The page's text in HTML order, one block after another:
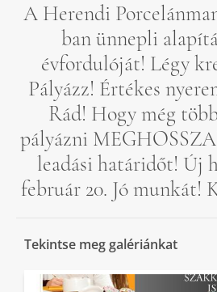
A Herendi
ban ünnepli
évfordulóját! Légy
Pályázz! Értékes
Rád! Hogy még
pályázni
leadási határidőt! Új
február 20. Jó munkát!
Tekintse meg galériánkat